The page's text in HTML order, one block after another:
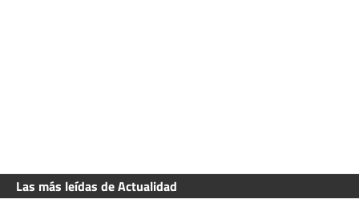
Las más leídas de Actualidad